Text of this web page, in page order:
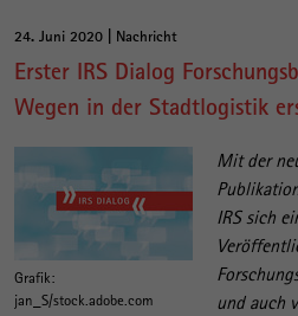
Hauptinhalt
24. Juni 2020 | Nachricht
Erster IRS Dialog
Wegen in der Stadtlogistik
Grafik:
jan_S/stock.adobe.com
Mit der
IRS sich
und auch